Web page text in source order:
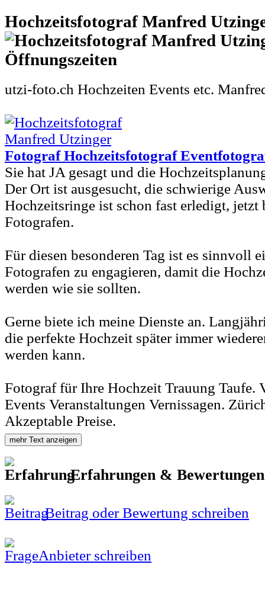
Hochzeitsfotograf Manfred
utzi-foto.ch Hochzeiten Events etc.
Fotograf Hochzeitsfotograf
Sie hat JA gesagt und die
Der Ort ist ausgesucht, die schwierige
Hochzeitsringe ist schon fast erledigt, jetzt
Fotografen.
Für diesen besonderen Tag ist es sinnvoll
Fotografen zu engagieren, damit die
werden wie sie sollten.
Gerne biete ich meine Dienste an.
die perfekte Hochzeit später immer
werden kann.
Fotograf für Ihre Hochzeit Trauung Taufe.
Events Veranstaltungen Vernissagen.
Akzeptable Preise.
mehr Text anzeigen
Erfahrungen &
Beitrag oder Bewertung schreiben
Anbieter schreiben